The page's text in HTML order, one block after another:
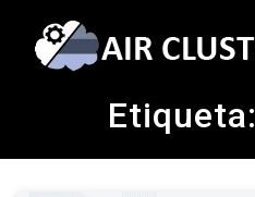
Etiqueta: